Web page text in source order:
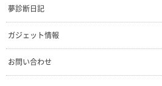
夢診断日記
ガジェット情報
お問い合わせ